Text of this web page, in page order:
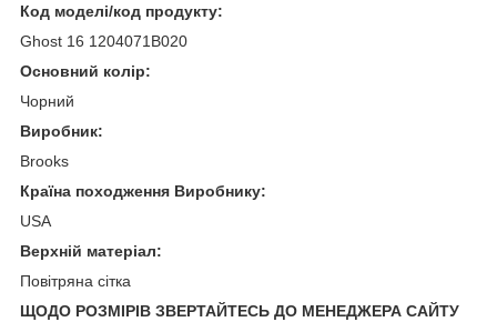
Код моделі/код продукту:
Ghost 16 1204071B020
Основний колір:
Чорний
Виробник:
Brooks
Країна походження Виробнику:
USA
Верхній матеріал:
Повітряна сітка
ЩОДО РОЗМІРІВ ЗВЕРТАЙТЕСЬ ДО МЕНЕДЖЕРА САЙТУ